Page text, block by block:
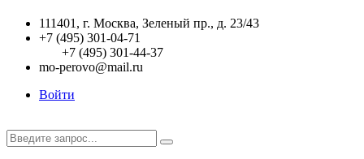
111401, г. Москва, Зеленый пр., д. 23/43
+7 (495) 301-04-71
+7 (495) 301-44-37
mo-perovo@mail.ru
Войти